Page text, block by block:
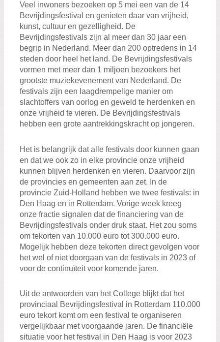
Veel inwoners bezoeken op 5 mei een van de 14
Bevrijdingsfestival en genieten daar van vrijheid,
kunst, cultuur en gezelligheid. De
Bevrijdingsfestivals zijn al meer dan 30 jaar een
begrip in Nederland. Meer dan 200 optredens in 14
steden door heel het land. De Bevrijdingsfestivals
vormen met meer dan 1 miljoen bezoekers het
grootste muziekevenement van Nederland. De
festivals zijn een laagdrempelige manier om
slachtoffers van oorlog en geweld te herdenken en
onze vrijheid te vieren. De Bevrijdingsfestivals
hebben een grote aantrekkingskracht op jongeren.
Het is belangrijk dat alle festivals door kunnen gaan
en dat we ook zo in elke provincie onze vrijheid
kunnen blijven herdenken en vieren. Daarvoor zijn
de provincies en gemeenten aan zet. In de
provincie Zuid-Holland hebben we twee festivals: in
Den Haag en in Rotterdam. Vorige week kreeg
onze fractie signalen dat de financiering van de
Bevrijdingsfestivals onder druk staat. Het zou soms
om tekorten van 10.000 euro tot 300.000 euro.
Mogelijk hebben deze tekorten direct gevolgen voor
het wel of niet doorgaan van de festivals in 2023 of
voor de continuïteit voor komende jaren.
Uit de antwoorden van het College blijkt dat het
provinciaal Bevrijdingsfestival in Rotterdam 110.000
euro tekort komt om een festival te organiseren
vergelijkbaar met voorgaande jaren. De financiële
situatie voor het festival in Den Haag is voor 2023